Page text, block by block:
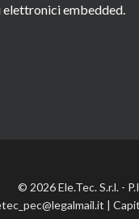
embedded.
© 2026 Ele.Tec. S.r.l. -
|